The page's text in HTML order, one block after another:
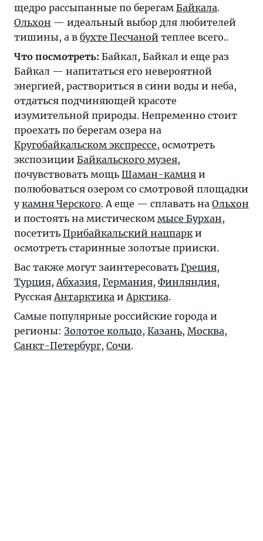
щедро рассыпанные по берегам Байкала.
Ольхон — идеальный выбор для любителей
тишины, а в бухте Песчаной теплее всего..
Что посмотреть: Байкал, Байкал и еще раз
Байкал — напитаться его невероятной
энергией, раствориться в сини воды и неба,
отдаться подчиняющей красоте
изумительной природы. Непременно стоит
проехать по берегам озера на
Кругобайкальском экспрессе, осмотреть
экспозиции Байкальского музея,
почувствовать мощь Шаман-камня и
полюбоваться озером со смотровой площадки
укамня Черского. А еще — сплавать на Ольхон
и постоять на мистическом мысе Бурхан,
посетить Прибайкальский нацпарки
осмотреть старинные золотые прииски.
Вас также могут заинтересовать Греция,
Турция,Абхазия, Германия, Финляндия,
РусскаяАнтарктика иАрктика.
Самые популярные российские города и
регионы: Золотое кольцо, Казань, Москва,
Санкт-Петербург, Сочи.